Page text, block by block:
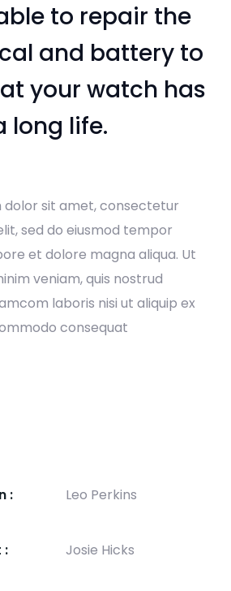
to repair the
and battery to
your watch has
long life.
dolor sit amet, consectetur
sed do eiusmod tempor
et dolore magna aliqua. Ut
veniam, quis nostrud
laboris nisi ut aliquip ex
consequat
:
:
Leo Perkins
Josie Hicks